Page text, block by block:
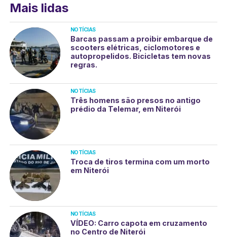
Mais lidas
NOTÍCIAS
Barcas passam a proibir embarque de
scooters elétricas, ciclomotores e
autopropelidos. Bicicletas tem novas
regras.
NOTÍCIAS
Três homens são presos no antigo
prédio da Telemar, em Niterói
NOTÍCIAS
Troca de tiros termina com um morto
em Niterói
NOTÍCIAS
VÍDEO: Carro capota em cruzamento
no Centro de Niterói